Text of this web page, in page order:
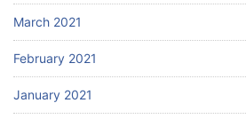
March 2021
February 2021
January 2021